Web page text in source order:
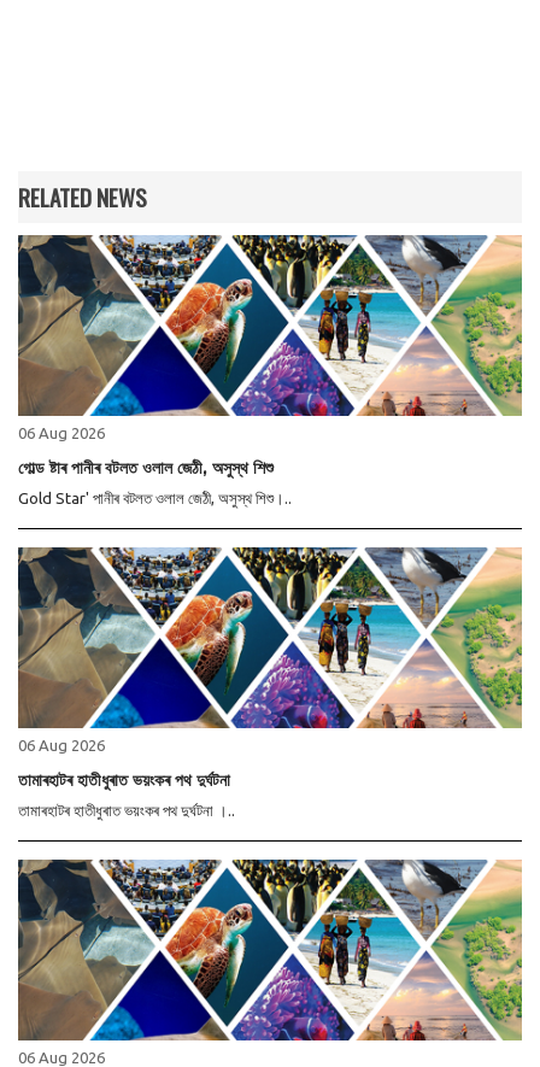
RELATED NEWS
06 Aug 2026
গোল্ড ষ্টাৰ পানীৰ বটলত ওলাল জেঠী, অসুস্থ শিশু
Gold Star' পানীৰ বটলত ওলাল জেঠী, অসুস্থ শিশু।..
06 Aug 2026
তামাৰহাটৰ হাতীধুৰাত ভয়ংকৰ পথ দুৰ্ঘটনা
তামাৰহাটৰ হাতীধুৰাত ভয়ংকৰ পথ দুৰ্ঘটনা ।..
06 Aug 2026